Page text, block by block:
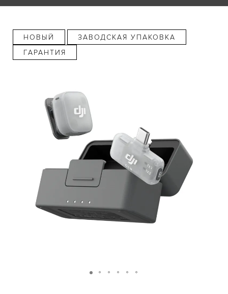
НОВЫЙ
ЗАВОДСКАЯ УПАКОВКА
ГАРАНТИЯ